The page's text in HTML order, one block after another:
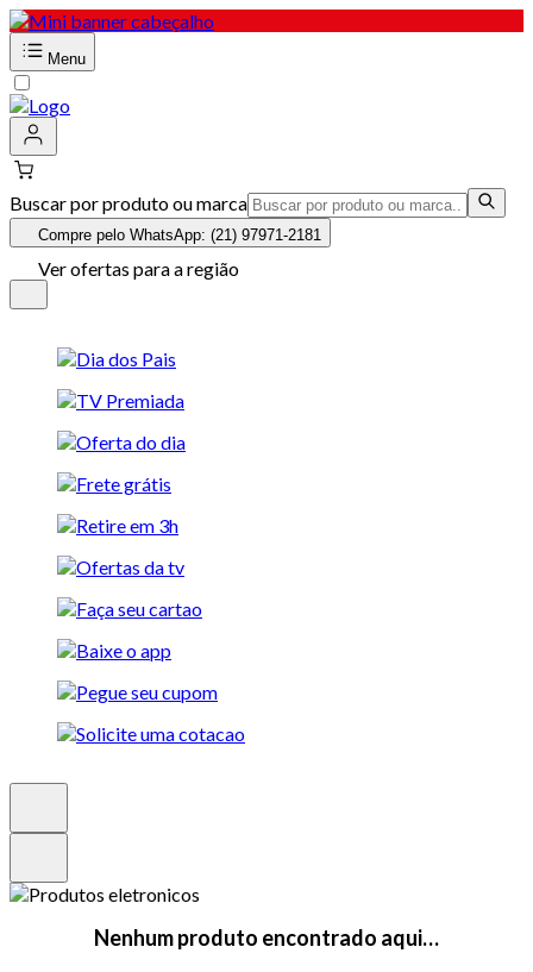
Menu
Buscar por produto ou marca
Compre pelo WhatsApp: (21) 97971-2181
Ver ofertas para a região
Nenhum produto encontrado aqui…